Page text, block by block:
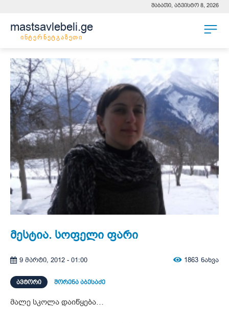
შაბათი, აგვისტო 8, 2026
mastsavlebeli.ge
ინტერნეტგაზეთი
მესტია. სოფელი ფარი
9 მარტი, 2012 - 01:00 1863 ნახვა
ᲐᲕᲢᲝᲠᲘ შორენა აბესაძე
მალე სკოლა დაიწყება…